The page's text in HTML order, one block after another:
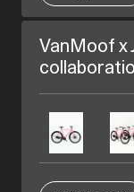
VanMoof x